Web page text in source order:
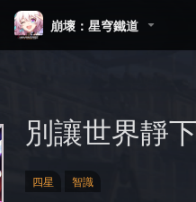
崩壞：星穹鐵道
別讓世界靜
四星 智識